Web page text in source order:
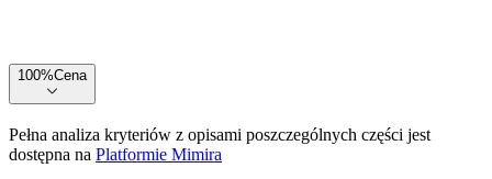
100%Cena
Pełna analiza kryteriów z opisami poszczególnych części jest
dostępna na Platformie Mimira